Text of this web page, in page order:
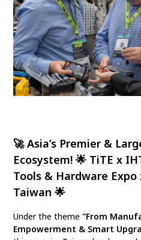
🚀Asia’s Premier &
Ecosystem!🌟 TiTE x
Tools & Hardware
Taiwan🌟
Under the theme "From
Empowerment & Smart